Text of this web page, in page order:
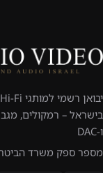
בישראל – רמקולים,
ו-DAC
מספר ספק משרד